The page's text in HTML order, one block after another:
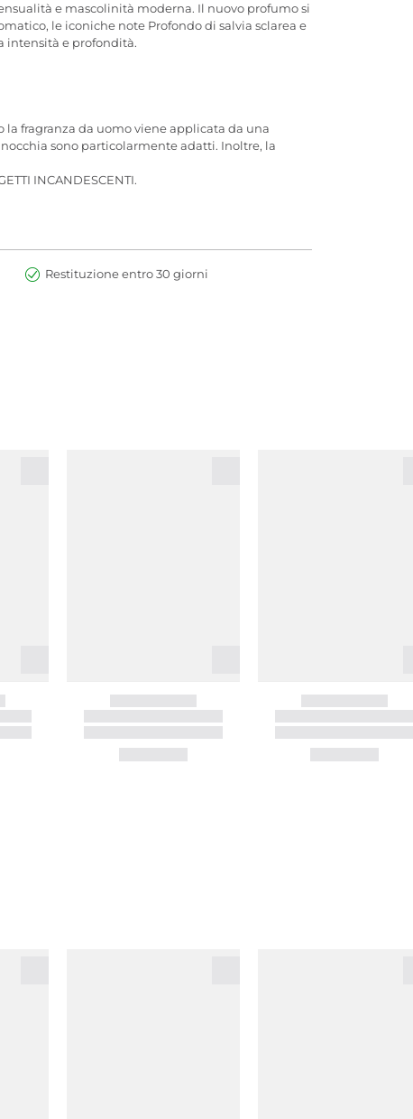
e mascolinità moderna. Il nuovo profumo si
le iconiche note Profondo di salvia sclarea e
intensità e profondità.
fragranza da uomo viene applicata da una
sono particolarmente adatti. Inoltre, la
INCANDESCENTI.
Restituzione entro 30 giorni